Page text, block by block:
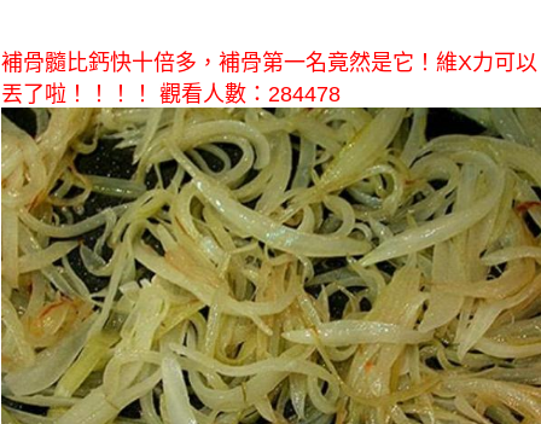
補骨髓比鈣快十倍多，補骨第一名竟然是它！維X力可以
丟了啦！！！！ 觀看人數：284478